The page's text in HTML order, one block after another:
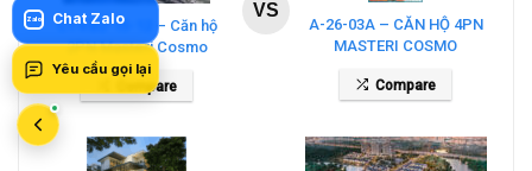
Zalo Chat Zalo
Yêu cầu gọi lại
CT4 B2-15-12 – Căn hộ
2PN Masteri Cosmo
Central
Compare
VS
A-26-03A – CĂN HỘ 4PN
MASTERI COSMO
CENTRAL – THE GLOBAL
CITY
Compare